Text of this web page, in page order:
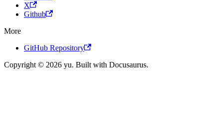
X
Github
More
GitHub Repository
Copyright © 2026 yu. Built with Docusaurus.